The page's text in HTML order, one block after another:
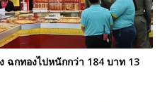
ฉกทองไปหนักกว่า 184 บาท 13